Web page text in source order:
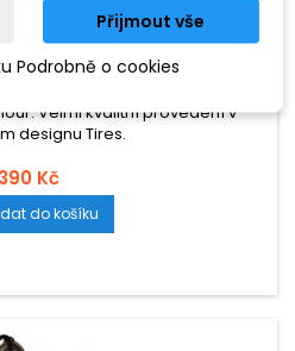
S01 TIRES
Velmi kvalitní provedení v
designu Tires.
390 Kč
do košíku
Přijmout vše
Podrobně o cookies